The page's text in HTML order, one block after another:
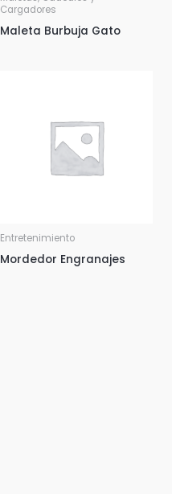
Cargadores
Maleta Burbuja Gato
Entretenimiento
Mordedor Engranajes